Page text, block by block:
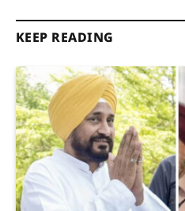
KEEP READING